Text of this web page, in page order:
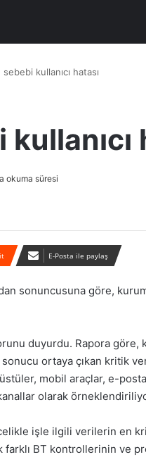
kullanıcı hatası
okuma süresi
E-Posta ile paylaş
sonuncusuna göre,
duyurdu. Rapora göre,
ortaya çıkan kritik
mobil araçlar, e-
olarak
işle ilgili verilerin en
BT kontrollerinin ve